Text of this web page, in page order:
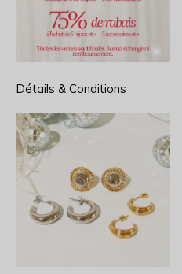
Détails & Conditions